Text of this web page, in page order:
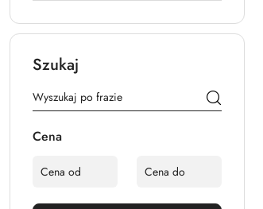
Szukaj
Cena